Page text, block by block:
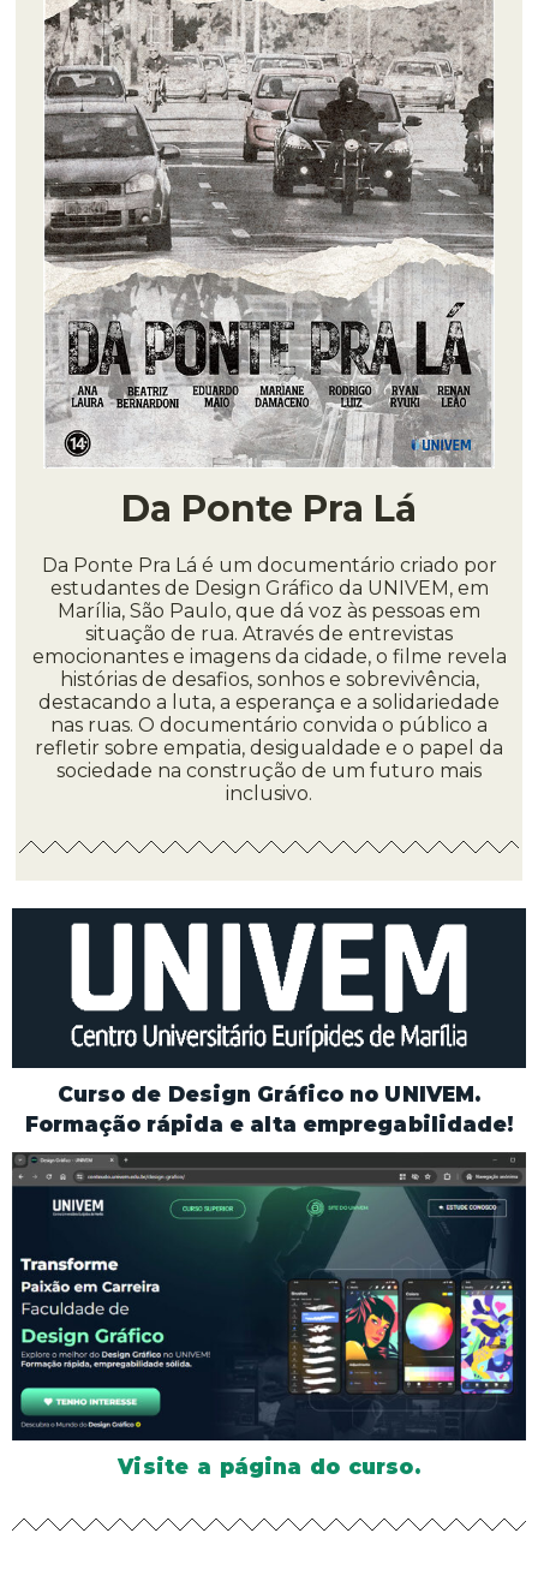
Da Ponte Pra Lá
Da Ponte Pra Lá é um documentário criado por
estudantes de Design Gráfico da UNIVEM, em
Marília, São Paulo, que dá voz às pessoas em
situação de rua. Através de entrevistas
emocionantes e imagens da cidade, o filme revela
histórias de desafios, sonhos e sobrevivência,
destacando a luta, a esperança e a solidariedade
nas ruas. O documentário convida o público a
refletir sobre empatia, desigualdade e o papel da
sociedade na construção de um futuro mais
inclusivo.
Curso de Design Gráfico no UNIVEM.
Formação rápida e alta empregabilidade!
Visite a página do curso.